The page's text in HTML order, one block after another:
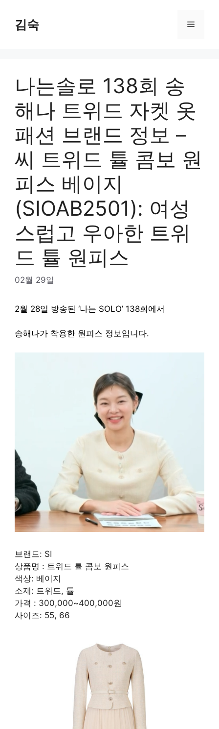
content
김숙 Menu
나는솔로 138회 송
해나 트위드 자켓 옷
패션 브랜드 정보 –
씨 트위드 튤 콤보 원
피스 베이지
(SIOAB2501): 여성
스럽고 우아한 트위
드 튤 원피스
02월 29일
2월 28일 방송된 ‘나는 SOLO’ 138회에서
송해나가 착용한 원피스 정보입니다.
브랜드: SI
상품명 : 트위드 튤 콤보 원피스
색상: 베이지
소재: 트위드, 튤
가격 : 300,000~400,000원
사이즈: 55, 66